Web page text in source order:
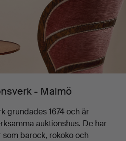
- Malmö
grundades 1674 och är
auktionshus. De har
barock, rokoko och